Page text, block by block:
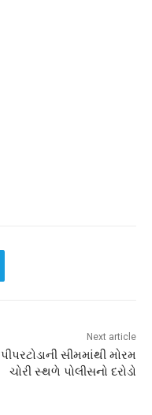
Next article
પીપરટોડાની સીમમાંથી મોરમ
ચોરી સ્થળે પોલીસનો દરોડો